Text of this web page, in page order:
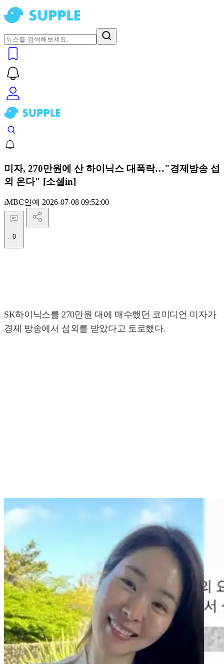
미자, 270만원에 산 하이닉스 대폭락…"경제방송 섭
외 온다" [소셜in]
iMBC연예 2026-07-08 09:52:00
0
SK하이닉스를 270만원 대에 매수했던 코미디언 미자가
경제 방송에서 섭외를 받았다고 토로했다.